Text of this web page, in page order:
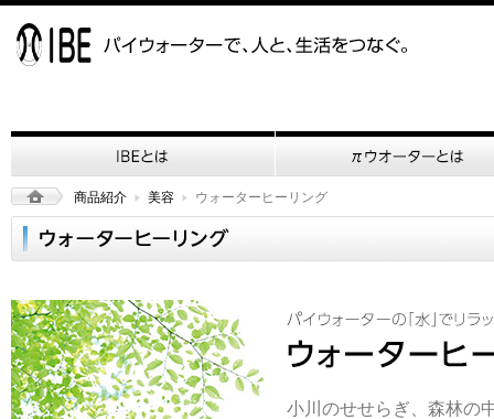
商品紹介 美容 ウォーターヒーリング
小川のせせらぎ、森林の